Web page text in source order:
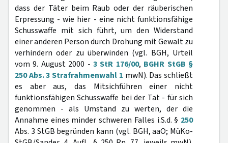
dass der Täter beim Raub oder der räuberischen
Erpressung - wie hier - eine nicht funktionsfähige
Schusswaffe mit sich führt, um den Widerstand
einer anderen Person durch Drohung mit Gewalt zu
verhindern oder zu überwinden (vgl. BGH, Urteil
vom 9. August 2000 - 3 StR 176/00, BGHR StGB §
250 Abs. 3 Strafrahmenwahl 1 mwN). Das schließt
es aber aus, das Mitsichführen einer nicht
funktionsfähigen Schusswaffe bei der Tat - für sich
genommen - als Umstand zu werten, der die
Annahme eines minder schweren Falles i.S.d. § 250
Abs. 3 StGB begründen kann (vgl. BGH, aaO; MüKo-